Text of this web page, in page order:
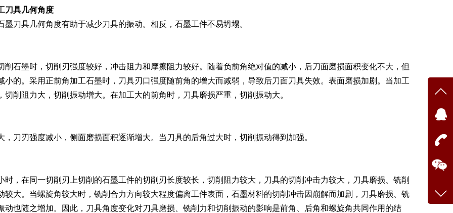
刀具几何角度
墨刀具几何角度有助于减少刀具的振动。相反，石墨工件不易坍塌。
削石墨时，切削刃强度较好，冲击阻力和摩擦阻力较好。随着负前角绝对值的减小，后刀面磨损面积变化不大，但
小的。采用正前角加工石墨时，刀具刃口强度随前角的增大而减弱，导致后刀面刀具失效。表面磨损加剧。当加工
切削阻力大，切削振动增大。在加工大的前角时，刀具磨损严重，切削振动大。
，刀刃强度减小，侧面磨损面积逐渐增大。当刀具的后角过大时，切削振动得到加强。
时，在同一切削刃上切削的石墨工件的切削刃长度较长，切削阻力较大，刀具的切削冲击力较大，刀具磨损、铣削
较大。当螺旋角较大时，铣削合力方向较大程度偏离工件表面，石墨材料的切削冲击因崩解而加剧，刀具磨损、铣
动也随之增加。因此，刀具角度变化对刀具磨损、铣削力和切削振动的影响是前角、后角和螺旋角共同作用的结